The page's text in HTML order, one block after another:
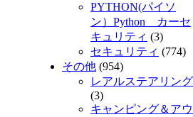
PYTHON(パイソ
ン）Python カーセ
キュリティ (3)
セキュリティ (774)
その他 (954)
レアルステアリング
(3)
キャンピング＆アウ